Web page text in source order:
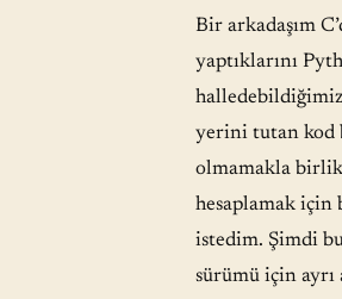
Bir arkadaşım
yaptıklarını
yerini tutan kod
olmamakla
hesaplamak için
istedim. Şimdi
sürümü için ayrı